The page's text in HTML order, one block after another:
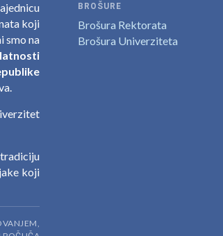
koji
smo na
koji
BROŠURE
Brošura Rektorata
Brošura Univerziteta